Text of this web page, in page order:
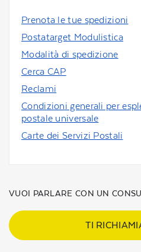
Prenota le tue spedizioni
Postatarget Modulistica
Modalità di spedizione
Cerca CAP
Reclami
Condizioni generali per
postale universale
Carte dei Servizi Postali
VUOI PARLARE CON UN
TI